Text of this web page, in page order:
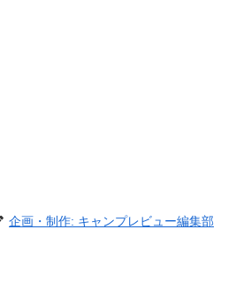
企画・制作: キャンプレビュー編集部